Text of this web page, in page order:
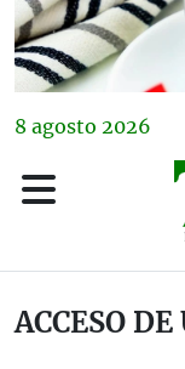
8 agosto 2026
ACCESO